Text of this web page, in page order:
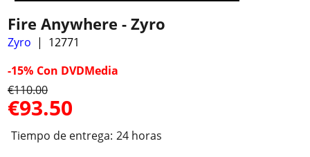
Fire Anywhere - Zyro
Zyro
12771
-15% Con DVDMedia
€110.00
€93.50
Tiempo de entrega: 24 horas